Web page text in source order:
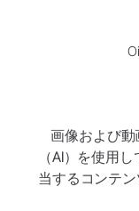
画像および
（AI）を使用
当するコンテ